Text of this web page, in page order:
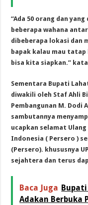
“Ada 50 orang dan
beberapa wahana
dibeberapa lokasi dan
bapak kalau mau
bisa kita siapkan.”
Sementara Bupati
diwakili oleh Staf Ahli
Pembangunan M. Dodi
sambutannya
ucapkan selamat Ulang
Indonesia ( Persero )
(Persero). khususnya
sejahtera dan terus
Baca Juga
Adakan Berbuka